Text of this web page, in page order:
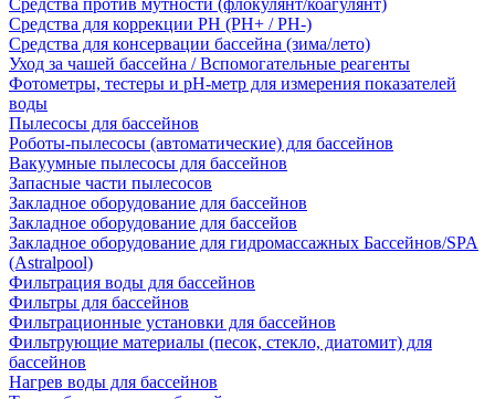
Средства против мутности (флокулянт/коагулянт)
Средства для коррекции PH (PH+ / PH-)
Средства для консервации бассейна (зима/лето)
Уход за чашей бассейна / Вспомогательные реагенты
Фотометры, тестеры и рН-метр для измерения показателей
воды
Пылесосы для бассейнов
Роботы-пылесосы (автоматические) для бассейнов
Вакуумные пылесосы для бассейнов
Запасные части пылесосов
Закладное оборудование для бассейнов
Закладное оборудование для бассейов
Закладное оборудование для гидромассажных Бассейнов/SPA
(Astralpool)
Фильтрация воды для бассейнов
Фильтры для бассейнов
Фильтрационные установки для бассейнов
Фильтрующие материалы (песок, стекло, диатомит) для
бассейнов
Нагрев воды для бассейнов